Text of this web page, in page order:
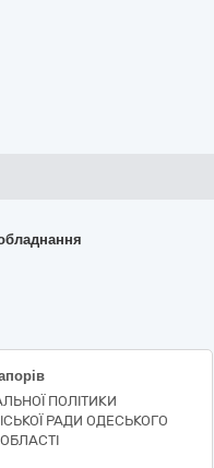
ПОЛІТИКИ
РАДИ ОДЕСЬКОГО